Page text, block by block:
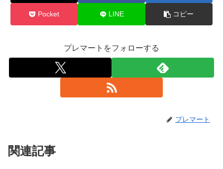
Pocket LINE コピー
プレマートをフォローする
プレマート
関連記事